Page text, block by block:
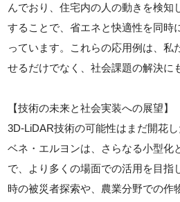
んでおり、住宅内の人の動きを検知
することで、省エネと快適性を同時
っています。これらの応用例は、私
せるだけでなく、社会課題の解決に
【技術の未来と社会実装への展望】
3D-LiDAR技術の可能性はまだ開花
ベネ・エルヨンは、さらなる小型化
で、より多くの場面での活用を目指
時の被災者探索や、農業分野での作